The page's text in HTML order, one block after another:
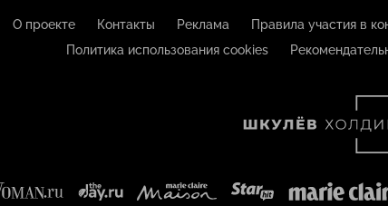
О проекте Контакты Реклама Правила участия в
Политика использования cookies